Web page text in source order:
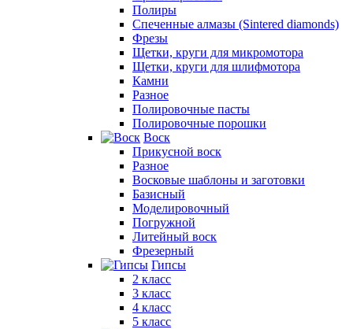
Полиры
Спеченные алмазы (Sintered diamonds)
Фрезы
Щетки, круги для микромотора
Щетки, круги для шлифмотора
Камни
Разное
Полировочные пасты
Полировочные порошки
Воск
Прикусной воск
Разное
Восковые шаблоны и заготовки
Базисный
Моделировочный
Погружной
Литейный воск
Фрезерный
Гипсы
2 класс
3 класс
4 класс
5 класс